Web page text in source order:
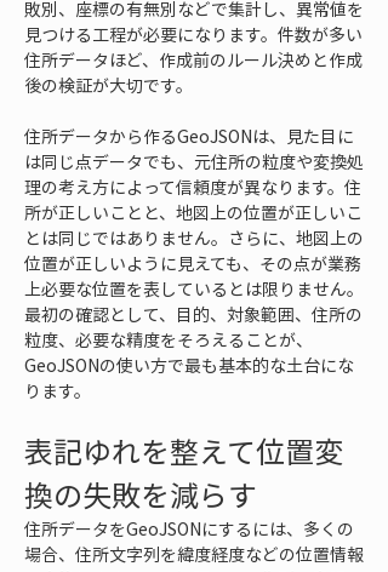
敗別、座標の有無別などで集計し、異常値を
見つける工程が必要になります。件数が多い
住所データほど、作成前のルール決めと作成
後の検証が大切です。
住所データから作るGeoJSONは、見た目に
は同じ点データでも、元住所の粒度や変換処
理の考え方によって信頼度が異なります。住
所が正しいことと、地図上の位置が正しいこ
とは同じではありません。さらに、地図上の
位置が正しいように見えても、その点が業務
上必要な位置を表しているとは限りません。
最初の確認として、目的、対象範囲、住所の
粒度、必要な精度をそろえることが、
GeoJSONの使い方で最も基本的な土台にな
ります。
表記ゆれを整えて位置変
換の失敗を減らす
住所データをGeoJSONにするには、多くの
場合、住所文字列を緯度経度などの位置情報